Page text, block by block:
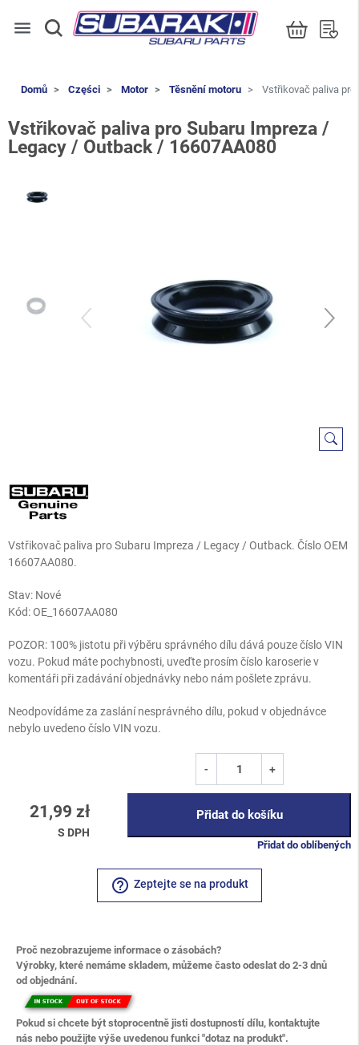
menu
Domů Części Motor Těsnění motoru Vstřikovač paliva
Vstřikovač paliva pro Subaru Impreza /
Legacy / Outback / 16607AA080
Vstřikovač paliva pro Subaru Impreza / Legacy / Outback. Číslo OEM
16607AA080.
Stav: Nové
Kód:OE_16607AA080
POZOR: 100% jistotu při výběru správného dílu dává pouze číslo VIN
vozu. Pokud máte pochybnosti, uveďte prosím číslo karoserie v
komentáři při zadávání objednávky nebo nám pošlete zprávu.
Neodpovídáme za zaslání nesprávného dílu, pokud v objednávce
nebylo uvedeno číslo VIN vozu.
21,99 zł
S DPH
- +
Přidat do košíku
Přidat do oblíbených
help_outline Zeptejte se na produkt
Proč nezobrazujeme informace o zásobách?
Výrobky, které nemáme skladem, můžeme často odeslat do 2-3 dnů
od objednání.
Pokud si chcete být stoprocentně jisti dostupností dílu, kontaktujte
nás nebo použijte výše uvedenou funkci "dotaz na produkt".